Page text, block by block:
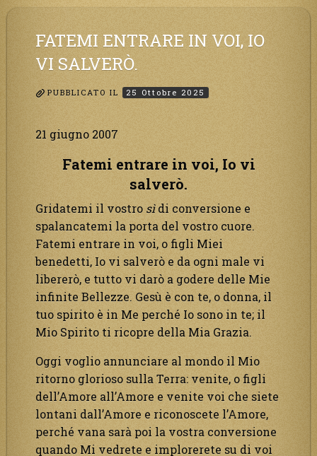
FATEMI ENTRARE IN VOI, IO
VI SALVERÒ.
PUBBLICATO IL 25 Ottobre 2025
21 giugno 2007
Fatemi entrare in voi, Io vi
salverò.
Gridatemi il vostro sìdi conversione e
spalancatemi la porta del vostro cuore.
Fatemi entrare in voi, o figli Miei
benedetti, Io vi salverò e da ogni male vi
libererò, e tutto vi darò a godere delle Mie
infinite Bellezze. Gesù è con te, o donna, il
tuo spirito è in Me perché Io sono in te; il
Mio Spirito ti ricopre della Mia Grazia.
Oggi voglio annunciare al mondo il Mio
ritorno glorioso sulla Terra: venite, o figli
dell’Amore all’Amore e venite voi che siete
lontani dall’Amore e riconoscete l’Amore,
perché vana sarà poi la vostra conversione
quando Mi vedrete e implorerete su di voi